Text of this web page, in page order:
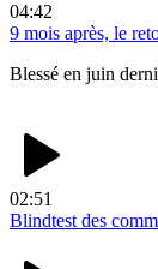
04:42
9 mois après, le
Blessé en juin
02:51
Blindtest des